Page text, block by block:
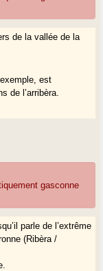
de la vallée de la
est
de l’arribèra.
gasconne
parle de l’extrême
(Ribèra /